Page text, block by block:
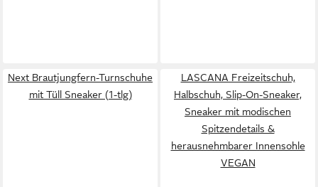
Next Brautjungfern-Turnschuhe
mit Tüll Sneaker (1-tlg)
LASCANA Freizeitschuh,
Halbschuh, Slip-On-Sneaker,
Sneaker mit modischen
Spitzendetails &
herausnehmbarer Innensohle
VEGAN